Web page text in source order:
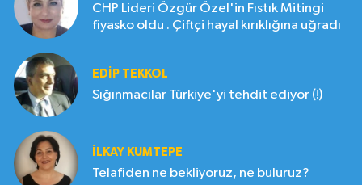
CHP Lideri Özgür Özel'in Fıstık Mitingi
fiyasko oldu . Çiftçi hayal kırıklığına uğradı
EDIP TEKKOL
Sığınmacılar Türkiye'yi tehdit ediyor (!)
İLKAY KUMTEPE
Telafiden ne bekliyoruz, ne buluruz?